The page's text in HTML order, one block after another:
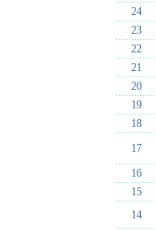
24
23
22
21
20
19
18
17
16
15
14